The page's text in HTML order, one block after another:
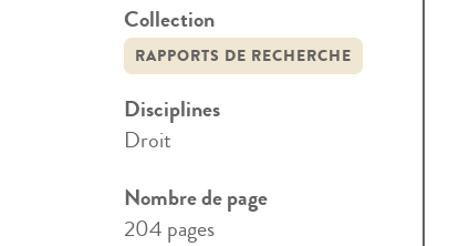
Collection
RAPPORTS DE RECHERCHE
Disciplines
Droit
Nombre de page
204 pages